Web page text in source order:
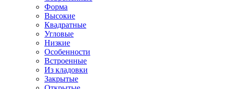
Форма
Высокие
Квадратные
Угловые
Низкие
Особенности
Встроенные
Из кладовки
Закрытые